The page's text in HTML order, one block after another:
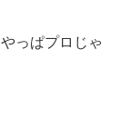
っぱプロじゃ